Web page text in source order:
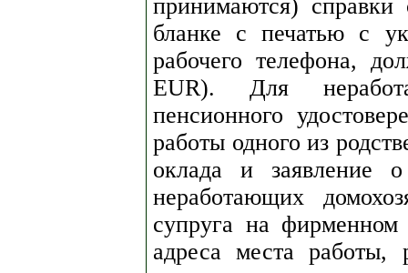
принимаются)
бланке с печатью с
рабочего телефона,
EUR). Для
пенсионного
работы одного из
оклада и заявление
неработающих
супруга на
адреса места работы,